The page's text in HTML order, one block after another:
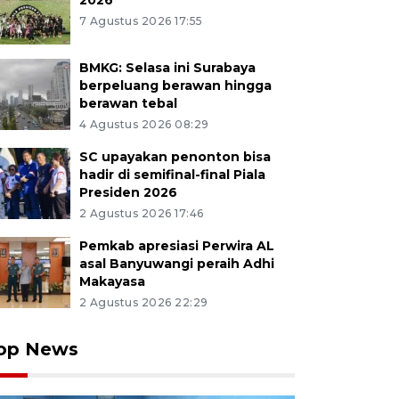
7 Agustus 2026 17:55
BMKG: Selasa ini Surabaya
berpeluang berawan hingga
berawan tebal
4 Agustus 2026 08:29
SC upayakan penonton bisa
hadir di semifinal-final Piala
Presiden 2026
2 Agustus 2026 17:46
Pemkab apresiasi Perwira AL
asal Banyuwangi peraih Adhi
Makayasa
2 Agustus 2026 22:29
News